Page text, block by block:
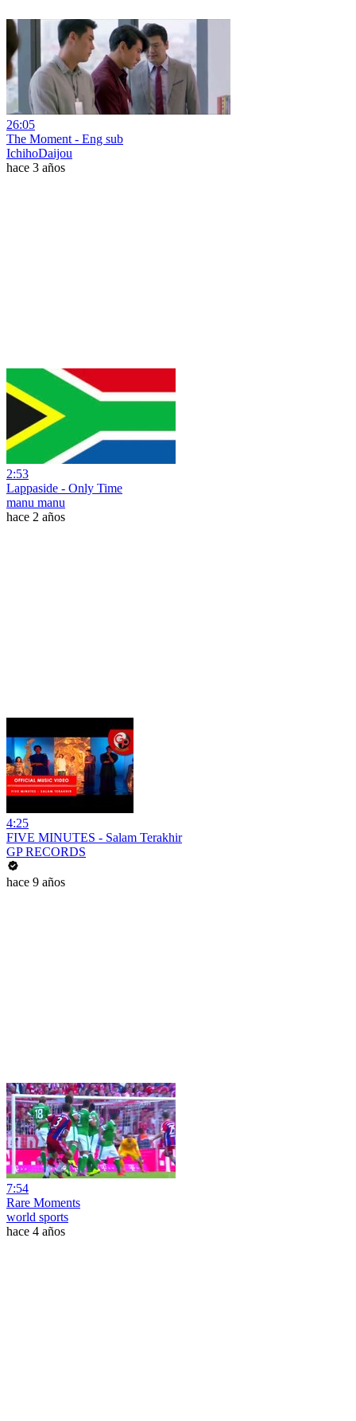
26:05
The Moment - Eng sub
IchihoDaijou
hace 3 años
2:53
Lappaside - Only Time
manu manu
hace 2 años
4:25
FIVE MINUTES - Salam Terakhir
GP RECORDS
hace 9 años
7:54
Rare Moments
world sports
hace 4 años